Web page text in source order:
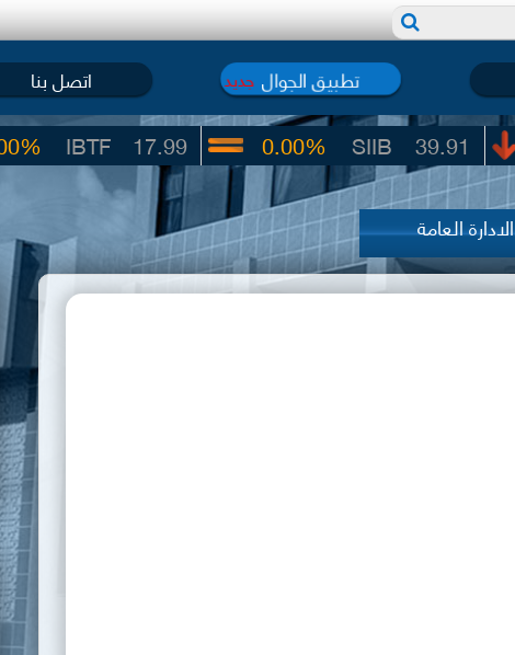
تطبيق الجوال جديد اتصل بنا
17.99 39.91
SIIB
0.00%
العامة